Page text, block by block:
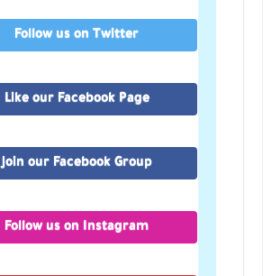
Follow us on Twitter
Like our Facebook Page
Join our Facebook Group
Follow us on Instagram